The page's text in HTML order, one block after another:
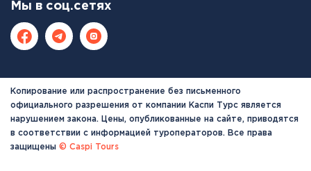
Мы в соц.сетях
Копирование или распространение без письменного
официального разрешения от компании Каспи Турс является
нарушением закона. Цены, опубликованные на сайте, приводятся
в соответствии с информацией туроператоров. Все права
защищены © Caspi Tours